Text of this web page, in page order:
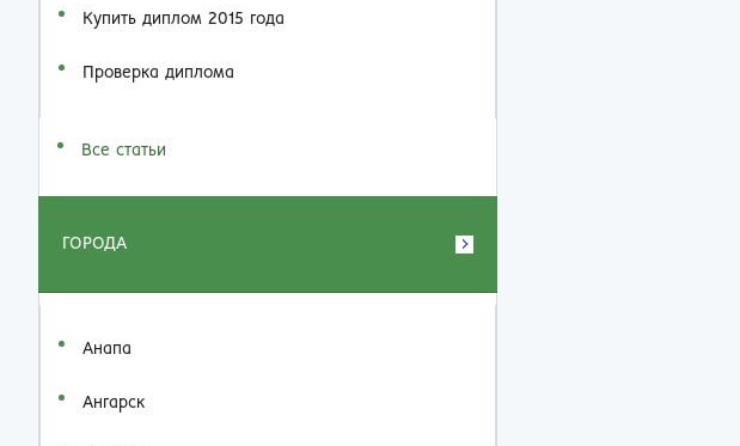
Купить диплом 2015 года
Проверка диплома
Все статьи
ГОРОДА
Анапа
Ангарск